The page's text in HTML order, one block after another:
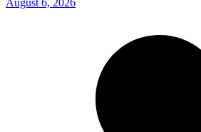
August 6, 2026